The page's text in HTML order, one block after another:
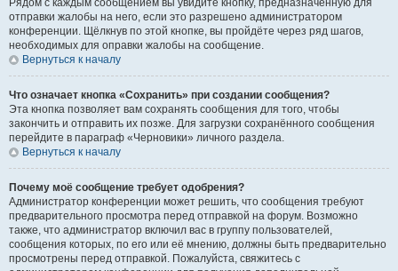
Рядом с каждым сообщением вы увидите кнопку, предназначенную для
отправки жалобы на него, если это разрешено администратором
конференции. Щёлкнув по этой кнопке, вы пройдёте через ряд шагов,
необходимых для оправки жалобы на сообщение.
Вернуться к началу
Что означает кнопка «Сохранить» при создании сообщения?
Эта кнопка позволяет вам сохранять сообщения для того, чтобы
закончить и отправить их позже. Для загрузки сохранённого сообщения
перейдите в параграф «Черновики» личного раздела.
Вернуться к началу
Почему моё сообщение требует одобрения?
Администратор конференции может решить, что сообщения требуют
предварительного просмотра перед отправкой на форум. Возможно
также, что администратор включил вас в группу пользователей,
сообщения которых, по его или её мнению, должны быть предварительно
просмотрены перед отправкой. Пожалуйста, свяжитесь с